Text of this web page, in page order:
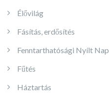
Élővilág
Fásítás, erdősítés
Fenntarthatósági Nyílt Nap
Fűtés
Háztartás